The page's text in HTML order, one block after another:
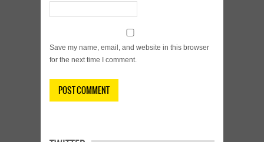
Save my name, email, and website in this browser
for the next time I comment.